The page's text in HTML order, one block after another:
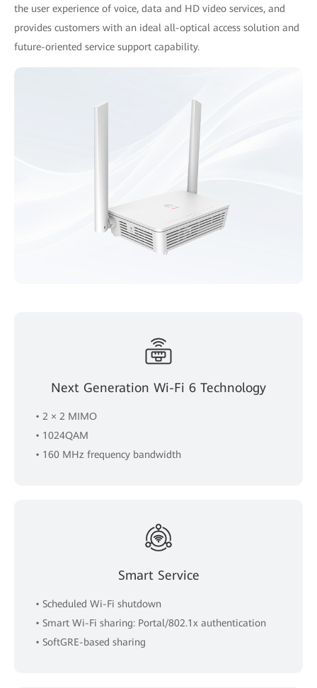
the user experience of voice, data and HD video services, and
provides customers with an ideal all-optical access solution and
future-oriented service support capability.
Next Generation Wi-Fi 6 Technology
• 2 × 2 MIMO
• 1024QAM
• 160 MHz frequency bandwidth
Smart Service
• Scheduled Wi-Fi shutdown
• Smart Wi-Fi sharing: Portal/802.1x authentication
• SoftGRE-based sharing